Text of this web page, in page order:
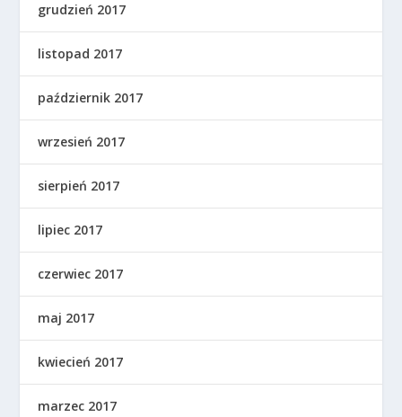
grudzień 2017
listopad 2017
październik 2017
wrzesień 2017
sierpień 2017
lipiec 2017
czerwiec 2017
maj 2017
kwiecień 2017
marzec 2017